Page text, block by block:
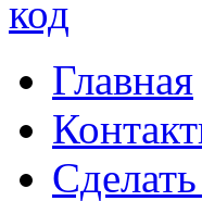
Главная